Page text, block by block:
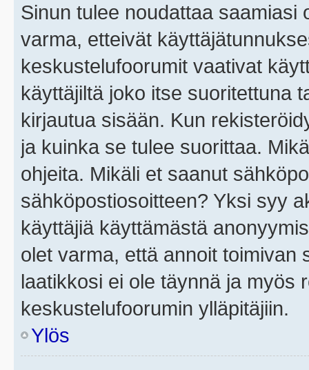
Sinun tulee noudattaa saamiasi
varma, etteivät
keskustelufoorumit vaativat
käyttäjiltä joko itse suoritettuna
kirjautua sisään. Kun
ja kuinka se tulee suorittaa.
ohjeita. Mikäli et saanut
sähköpostiosoitteen? Yksi syy
käyttäjiä käyttämästä
olet varma, että annoit toimivan
laatikkosi ei ole täynnä ja myös
keskustelufoorumin ylläpitäjiin.
Ylös